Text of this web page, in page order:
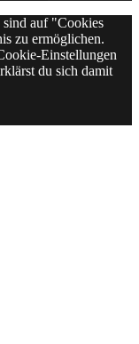
sind auf "Cookies
zu ermöglichen.
Einstellungen
du sich damit